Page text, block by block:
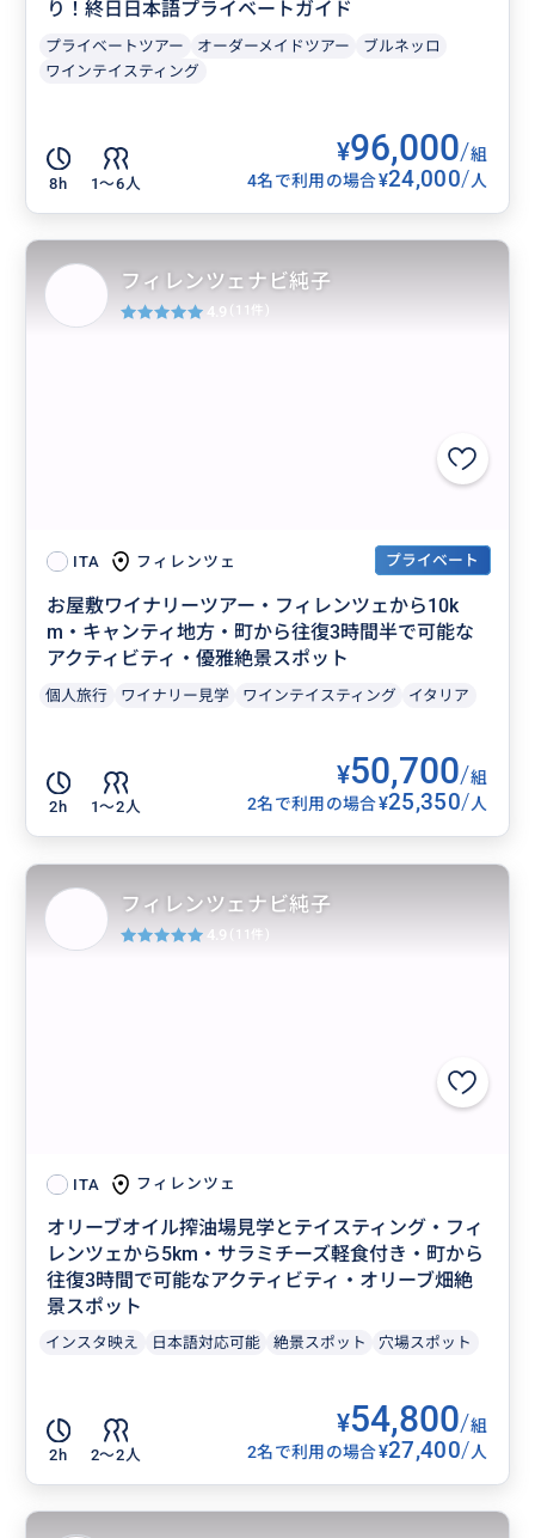
り！終日日本語プライベートガイド
プライベートツアー オーダーメイドツアー
ブルネッロ
ワインテイスティング
8h 1〜6人
¥96,000/組
4名で利用の場合¥24,000/人
ITA フィレンツェ プライベート
お屋敷ワイナリーツアー・フィレンツェから10k
m・キャンティ地方・町から往復3時間半で可能な
アクティビティ・優雅絶景スポット
個人旅行 ワイナリー見学 ワインテイスティング イタリア
2h 1〜2人
¥50,700/組
2名で利用の場合¥25,350/人
フィレンツェナビ純子
4.9 (11件)
ITA フィレンツェ
オリーブオイル搾油場見学とテイスティング・フィ
レンツェから5km・サラミチーズ軽食付き・町から
往復3時間で可能なアクティビティ・オリーブ畑絶
景スポット
インスタ映え 日本語対応可能 絶景スポット 穴場スポット
2h 2〜2人
¥54,800/組
2名で利用の場合¥27,400/人
フィレンツェナビ純子
4.9 (11件)